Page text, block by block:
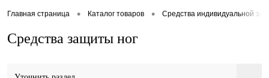
Главная страница • Каталог товаров • Средства индивидуальной
Средства защиты ног